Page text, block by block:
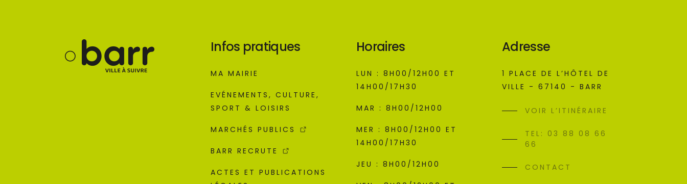
Infos pratiques
MA MAIRIE
EVÉNEMENTS, CULTURE,
SPORT & LOISIRS
MARCHÉS PUBLICS
BARR RECRUTE
ACTES ET PUBLICATIONS
Horaires
LUN : 8H00/12H00 ET
14H00/17H30
MAR : 8H00/12H00
MER : 8H00/12H00 ET
14H00/17H30
JEU : 8H00/12H00
Adresse
1 PLACE DE L’HÔTEL DE
VILLE - 67140 - BARR
VOIR L’ITINÉRAIRE
TEL: 03 88 08 66
66
CONTACT